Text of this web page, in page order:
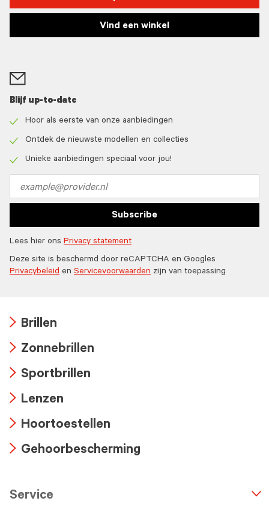
Vind een winkel
Blijf up-to-date
icon
Hoor als eerste van onze aanbiedingen
icon
Ontdek de nieuwste modellen en collecties
Unieke aanbiedingen speciaal voor jou!
address
Subscribe
Lees hier ons Privacy statement
Deze site is beschermd door reCAPTCHA en Googles
Privacybeleid en Servicevoorwaarden zijn van toepassing
icon
Brillen
icon
Zonnebrillen
icon
Sportbrillen
icon
Lenzen
icon
Hoortoestellen
Gehoorbescherming
Service